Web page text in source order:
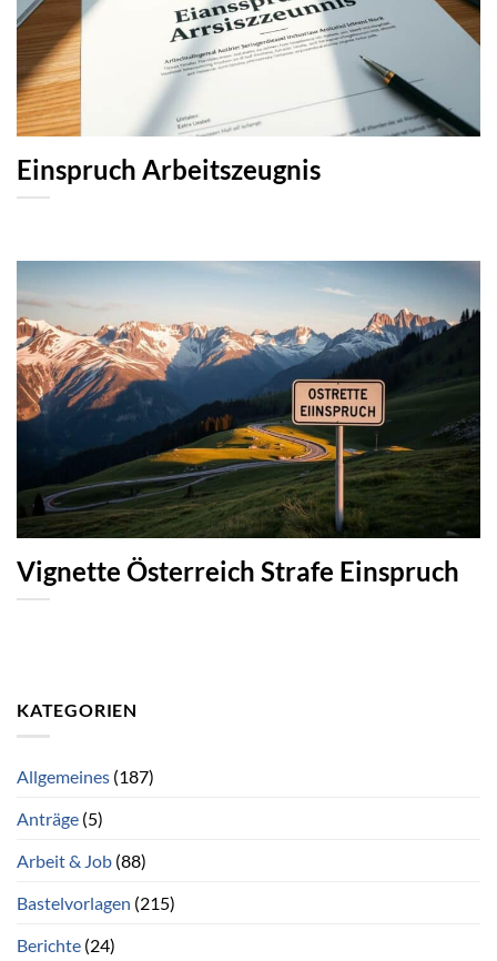
Einspruch Arbeitszeugnis
Vignette Österreich Strafe Einspruch
KATEGORIEN
Allgemeines (187)
Anträge (5)
Arbeit & Job (88)
Bastelvorlagen (215)
Berichte (24)